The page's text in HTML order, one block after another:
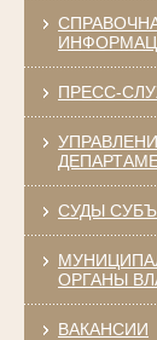
ПРЕСС-
СУДЫ
ОРГАНЫ
ВАКАНСИИ